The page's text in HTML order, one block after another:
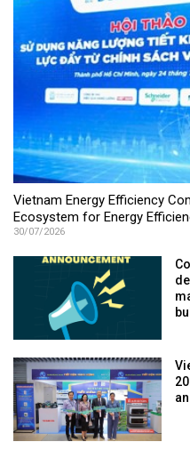
Vietnam Energy Efficiency
Ecosystem for Energy
30/07/2026